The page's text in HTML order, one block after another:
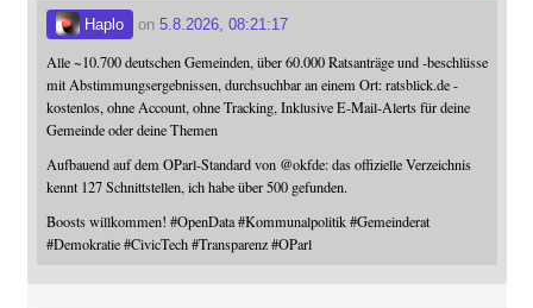
Haplo on 5.8.2026, 08:21:17
Alle ~10.700 deutschen Gemeinden, über 60.000 Ratsanträge und -beschlüsse
mit Abstimmungsergebnissen, durchsuchbar an einem Ort: ratsblick.de -
kostenlos, ohne Account, ohne Tracking, Inklusive E-Mail-Alerts für deine
Gemeinde oder deine Themen
Aufbauend auf dem OParl-Standard von @okfde: das offizielle Verzeichnis
kennt 127 Schnittstellen, ich habe über 500 gefunden.
Boosts willkommen! #OpenData #Kommunalpolitik #Gemeinderat
#Demokratie #CivicTech #Transparenz #OParl